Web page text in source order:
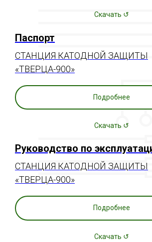
Скачать ↺
Паспорт
СТАНЦИЯ КАТОДНОЙ ЗАЩИТЫ
«ТВЕРЦА-900»
Подробнее
Скачать ↺
Руководство по
СТАНЦИЯ КАТОДНОЙ ЗАЩИТЫ
«ТВЕРЦА-900»
Подробнее
Скачать ↺